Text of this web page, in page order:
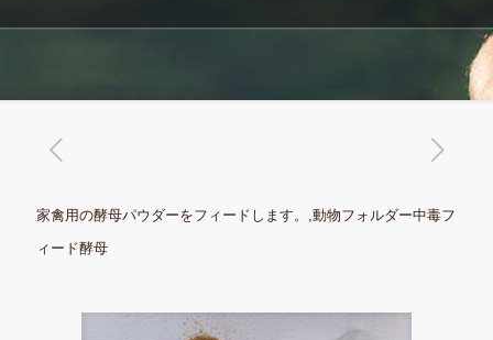
家禽用の酵母パウダーをフィードします。,動物フォルダー中毒フ
ィード酵母